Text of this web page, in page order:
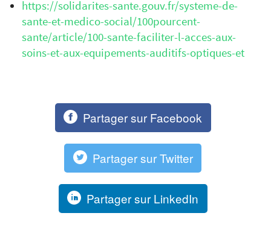
https://solidarites-sante.gouv.fr/systeme-de-
sante-et-medico-social/100pourcent-
sante/article/100-sante-faciliter-l-acces-aux-
soins-et-aux-equipements-auditifs-optiques-et
Partager sur Facebook
Partager sur Twitter
Partager sur LinkedIn